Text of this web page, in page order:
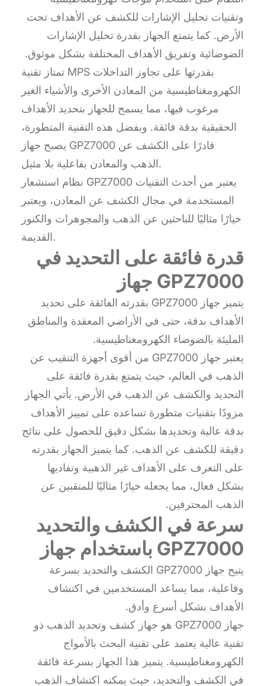
وتقنيات تحليل الإشارات للكشف عن الأهداف تحت
الأرض. كما يتمتع الجهاز بقدرة تحليل الإشارات
الضوضائية وتفريق الأهداف المختلفة بشكل موثوق.
تمتاز تقنية MPS بقدرتها على تجاوز التداخلات
الكهرومغناطيسية من المعادن الأخرى والأشياء الغير
مرغوب فيها، مما يسمح للجهاز بتحديد الأهداف
الحقيقية بدقة فائقة. وبفضل هذه التقنية المتطورة،
يصبح جهاز GPZ7000 قادرًا على الكشف عن
الذهب والمعادن بفاعلية بلا مثيل.
نظام استشعار GPZ7000 يعتبر من أحدث التقنيات
المستخدمة في مجال الكشف عن المعادن، ويعتبر
خيارًا مثاليًا للباحثين عن الذهب والمجوهرات والكنوز
القديمة.
قدرة فائقة على التحديد في
جهاز GPZ7000
يتميز جهاز GPZ7000 بقدرته الفائقة على تحديد
الأهداف بدقة، حتى في الأراضي المعقدة والمناطق
المليئة بالضوضاء الكهرومغناطيسية.
يعتبر جهاز GPZ7000 من أقوى أجهزة التنقيب عن
الذهب في العالم، حيث يتمتع بقدرة فائقة على
التحديد والكشف عن الذهب في الأرض. يأتي الجهاز
مزودًا بتقنيات متطورة تساعده على تمييز الأهداف
بدقة عالية وتحديدها بشكل دقيق للحصول على نتائج
دقيقة للكشف عن الذهب. كما يتميز الجهاز بقدرته
على التعرف على الأهداف غير الذهبية وتفاديها
بشكل فعال، مما يجعله خيارًا مثاليًا للمنقبين عن
الذهب المحترفين.
سرعة في الكشف والتحديد
باستخدام جهاز GPZ7000
يتيح جهاز GPZ7000 الكشف والتحديد بسرعة
وفاعلية، مما يساعد المستخدمين في اكتشاف
الأهداف بشكل أسرع وأدق.
جهاز GPZ7000 هو جهاز كشف وتحديد الذهب ذو
تقنية عالية يعتمد على تقنية البحث بالأمواج
الكهرومغناطيسية. يتميز هذا الجهاز بسرعة فائقة
في الكشف والتحديد، حيث يمكنه اكتشاف الذهب